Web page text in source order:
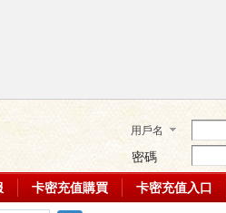
用戶名
密碼
卡密充值購買 卡密充值入口